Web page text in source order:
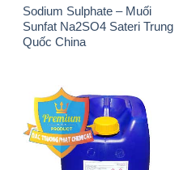
Sodium Sulphate – Muối
Sunfat Na2SO4 Sateri Trung
Quốc China